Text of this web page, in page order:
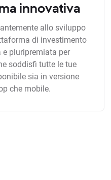
innovativa
allo sviluppo
di investimento
e pluripremiata per
soddisfi tutte le tue
sia in versione
che mobile.